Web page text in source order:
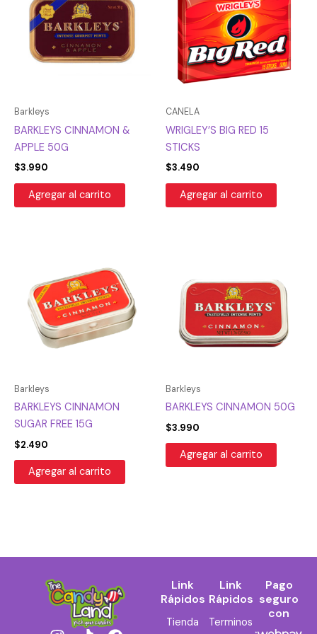
Barkleys
BARKLEYS CINNAMON &
APPLE 50G
$3.990
Agregar al carrito
CANELA
WRIGLEY’S BIG RED 15
STICKS
$3.490
Agregar al carrito
Barkleys
BARKLEYS CINNAMON
SUGAR FREE 15G
$2.490
Agregar al carrito
Barkleys
BARKLEYS CINNAMON 50G
$3.990
Agregar al carrito
Link
Rápidos
Tienda
Link
Rápidos
Terminos
Pago
seguro
con